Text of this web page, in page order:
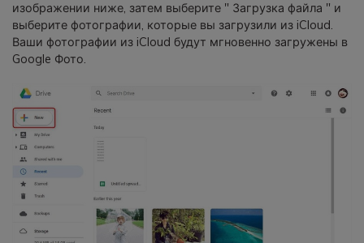
изображении ниже, затем выберите " Загрузка файла " и
выберите фотографии, которые вы загрузили из iCloud.
Ваши фотографии из iCloud будут мгновенно загружены в
Google Фото.